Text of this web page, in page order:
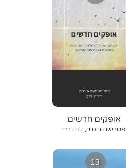
אופקים חדשים
פטרישה ריסיק, דני דרבי
13